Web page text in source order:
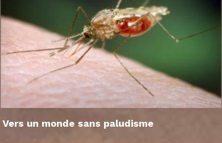
Vers un monde sans paludisme